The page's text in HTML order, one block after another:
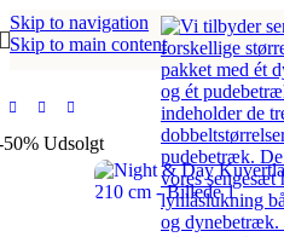
Skip to navigation
Skip to main content
50% Udsolgt